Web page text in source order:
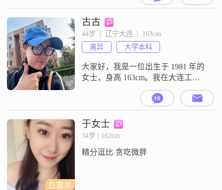
古古
44岁  |  辽宁大连  |  163cm
离异
大学本科
大家好，我是一位出生于 1981 年的
女士，身高 163cm。我在大连工
作，收入方面呢，在 12001 - 20000
元这个范围。学历是大学本科。我
觉得自己最大的特点就是独立自
信。在生活中，无论是面对困难还
是做决策，我都能够依靠自己的判
是温柔体贴的那种人，会关心身边
白富美
于女士
34岁 | 162cm
精分逗比 贪吃微胖